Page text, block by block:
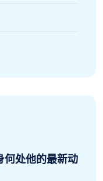
何处他的最新动